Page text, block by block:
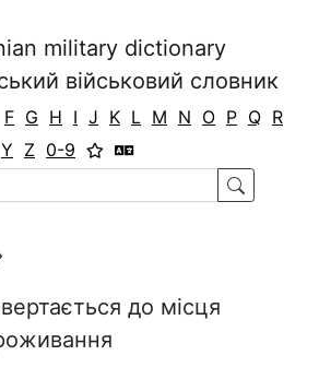
military dictionary
військовий словник
F G H I J K L M N O P Q R
Y Z 0-9
до місця